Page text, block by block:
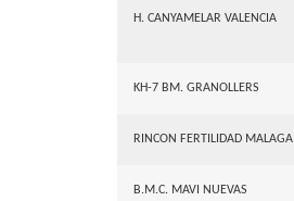
H. CANYAMELAR VALENCIA
KH-7 BM. GRANOLLERS
RINCON FERTILIDAD MALAGA
B.M.C. MAVI NUEVAS